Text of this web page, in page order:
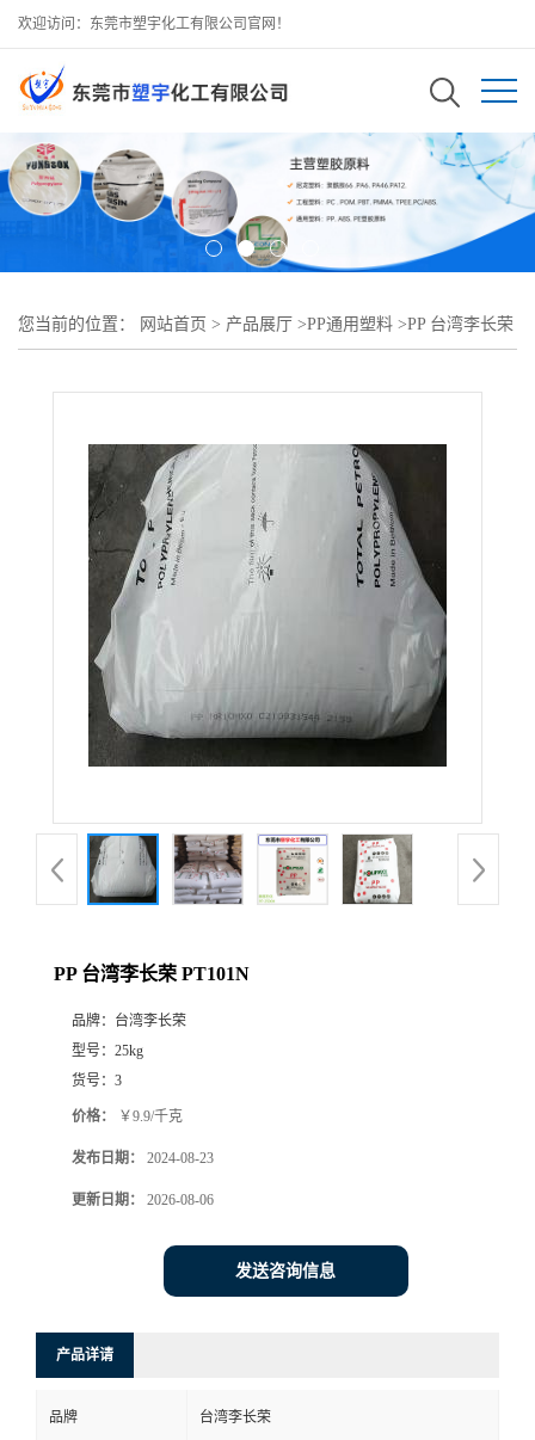
欢迎访问：东莞市塑宇化工有限公司官网！
您当前的位置： 网站首页 > 产品展厅 >PP通用塑料 >PP 台湾李长荣
PP 台湾李长荣 PT101N
品牌： 台湾李长荣
型号： 25kg
货号： 3
价格： ￥9.9/千克
发布日期： 2024-08-23
更新日期： 2026-08-06
发送咨询信息
产品详请
品牌 台湾李长荣